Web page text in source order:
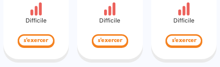
Difficile
s'exercer
Difficile
s'exercer
Difficile
s'exercer